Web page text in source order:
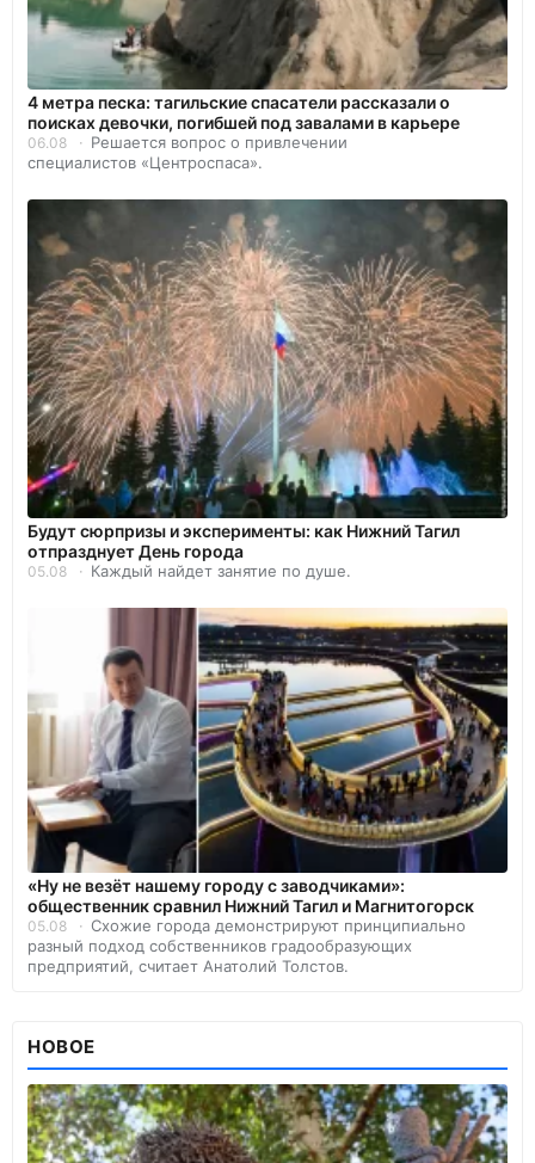
4 метра песка: тагильские спасатели рассказали о
поисках девочки, погибшей под завалами в карьере
06.08
Решается вопрос о привлечении
специалистов «Центроспаса».
Будут сюрпризы и эксперименты: как Нижний Тагил
отпразднует День города
05.08 Каждый найдет занятие по душе.
«Ну не везёт нашему городу с заводчиками»:
общественник сравнил Нижний Тагил и Магнитогорск
05.08
Схожие города демонстрируют принципиально
разный подход собственников градообразующих
предприятий, считает Анатолий Толстов.
НОВОЕ